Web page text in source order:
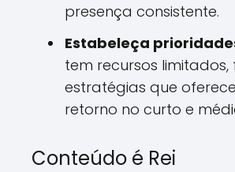
presença consistente.
Estabeleça
tem recursos limitados,
estratégias que
retorno no curto e
Conteúdo é Rei